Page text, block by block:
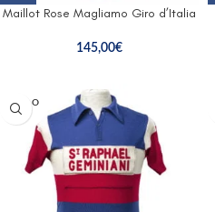
Maillot Rose Magliamo Giro d’Italia
145,00€
SOLD O
UT